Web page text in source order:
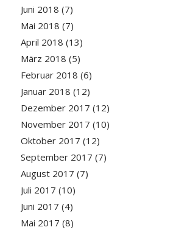
Juni 2018 (7)
Mai 2018 (7)
April 2018 (13)
März 2018 (5)
Februar 2018 (6)
Januar 2018 (12)
Dezember 2017 (12)
November 2017 (10)
Oktober 2017 (12)
September 2017 (7)
August 2017 (7)
Juli 2017 (10)
Juni 2017 (4)
Mai 2017 (8)